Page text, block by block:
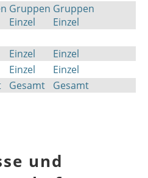
Gruppen
Einzel
Gruppen
Einzel
Einzel
Einzel
Einzel
Einzel
Gesamt Gesamt
und